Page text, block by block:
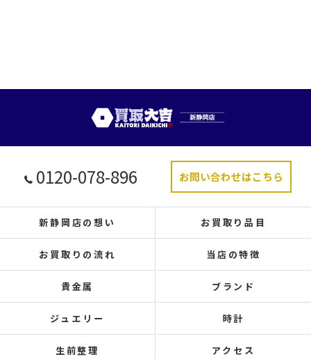
0120-078-896 お問い合わせはこちら
新静岡店の想い お買取り品目
お買取りの流れ 当店の特徴
貴金属 ブランド
ジュエリー 時計
生前整理 アクセス